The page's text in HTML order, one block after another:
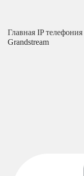
Главная IP телефония
Grandstream